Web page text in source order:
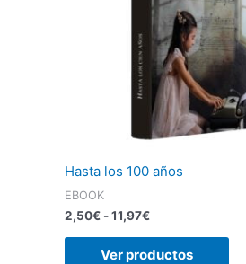
Hasta los 100 años
EBOOK
2,50€ -11,97€
Ver productos